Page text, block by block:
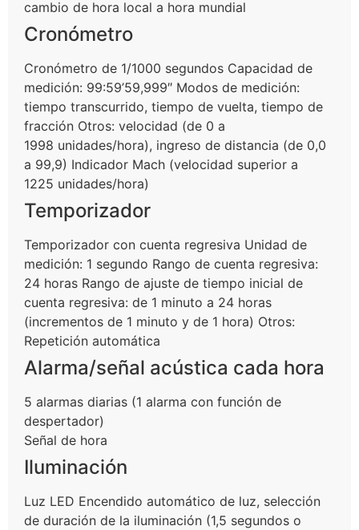
cambio de hora local a hora mundial
Cronómetro
Cronómetro de 1/1000 segundos Capacidad de
medición: 99:59’59,999″ Modos de medición:
tiempo transcurrido, tiempo de vuelta, tiempo de
fracción Otros: velocidad (de 0 a
1998 unidades/hora), ingreso de distancia (de 0,0
a 99,9) Indicador Mach (velocidad superior a
1225 unidades/hora)
Temporizador
Temporizador con cuenta regresiva Unidad de
medición: 1 segundo Rango de cuenta regresiva:
24 horas Rango de ajuste de tiempo inicial de
cuenta regresiva: de 1 minuto a 24 horas
(incrementos de 1 minuto y de 1 hora) Otros:
Repetición automática
Alarma/señal acústica cada hora
5 alarmas diarias (1 alarma con función de
despertador)
Señal de hora
Iluminación
Luz LED Encendido automático de luz, selección
de duración de la iluminación (1,5 segundos o